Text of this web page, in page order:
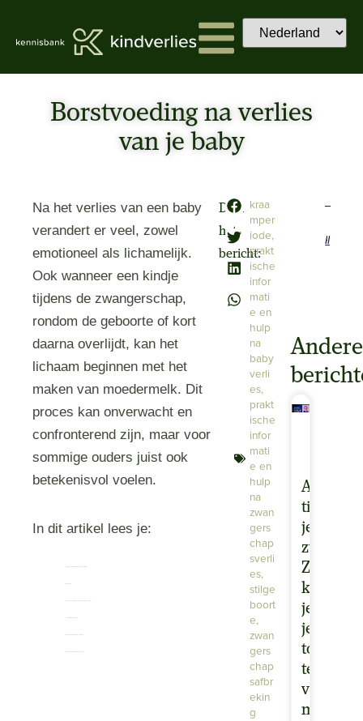
Borstvoeding na verlies
van je baby
Na het verlies van een baby
verandert er veel, zowel
emotioneel als lichamelijk.
Ook wanneer een kindje
tijdens de zwangerschap,
rondom de geboorte of kort
daarna overlijdt, kan het
lichaam beginnen met het
maken van moedermelk. Dit
proces kan onverwacht en
confronterend zijn, maar voor
sommige ouders juist ook
betekenisvol voelen.
In dit artikel lees je:
Deel
het
bericht:
kraa
mper
iode,
prakt
ische
infor
mati
e en
hulp
na
baby
verli
es,
prakt
ische
infor
mati
e en
hulp
na
zwan
gers
chap
sverli
es,
stilge
boort
e,
zwan
gers
chap
safbr
ekin
g
Andere
Angstig
tijdens
je
Zo
kun
je
je
toch
te
met